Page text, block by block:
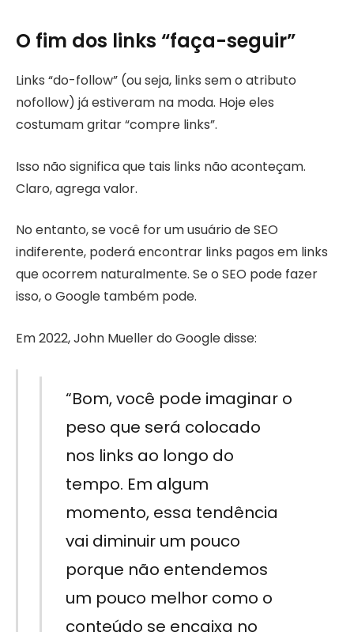
O fim dos links “faça-seguir”
Links “do-follow” (ou seja, links sem o atributo
nofollow) já estiveram na moda. Hoje eles
costumam gritar “compre links”.
Isso não significa que tais links não aconteçam.
Claro, agrega valor.
No entanto, se você for um usuário de SEO
indiferente, poderá encontrar links pagos em links
que ocorrem naturalmente. Se o SEO pode fazer
isso, o Google também pode.
Em 2022, John Mueller do Google disse:
“Bom, você pode imaginar o
peso que será colocado
nos links ao longo do
tempo. Em algum
momento, essa tendência
vai diminuir um pouco
porque não entendemos
um pouco melhor como o
conteúdo se encaixa no